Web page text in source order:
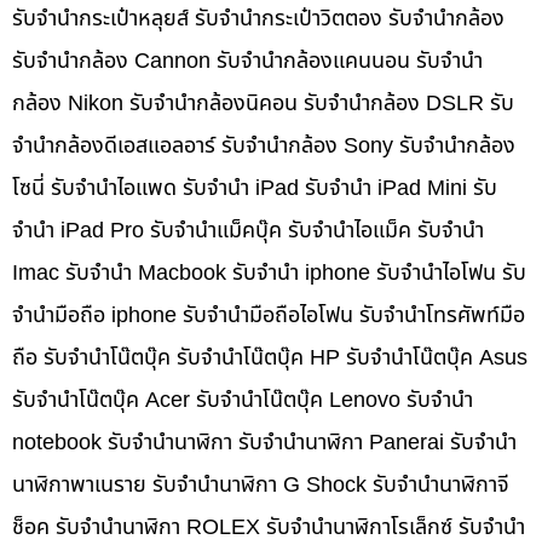
รับจำนำกระเป๋าหลุยส์ รับจำนำกระเป๋าวิตตอง รับจำนำกล้อง
รับจำนำกล้อง Cannon รับจำนำกล้องแคนนอน รับจำนำ
กล้อง Nikon รับจำนำกล้องนิคอน รับจำนำกล้อง DSLR รับ
จำนำกล้องดีเอสแอลอาร์ รับจำนำกล้อง Sony รับจำนำกล้อง
โซนี่ รับจำนำไอแพด รับจำนำ iPad รับจำนำ iPad Mini รับ
จำนำ iPad Pro รับจำนำแม็คบุ๊ค รับจำนำไอแม็ค รับจำนำ
Imac รับจำนำ Macbook รับจำนำ iphone รับจำนำไอโฟน รับ
จำนำมือถือ iphone รับจำนำมือถือไอโฟน รับจำนำโทรศัพท์มือ
ถือ รับจำนำโน๊ตบุ๊ค รับจำนำโน๊ตบุ๊ค HP รับจำนำโน๊ตบุ๊ค Asus
รับจำนำโน๊ตบุ๊ค Acer รับจำนำโน๊ตบุ๊ค Lenovo รับจำนำ
notebook รับจำนำนาฬิกา รับจำนำนาฬิกา Panerai รับจำนำ
นาฬิกาพาเนราย รับจำนำนาฬิกา G Shock รับจำนำนาฬิกาจี
ช็อค รับจำนำนาฬิกา ROLEX รับจำนำนาฬิกาโรเล็กซ์ รับจำนำ